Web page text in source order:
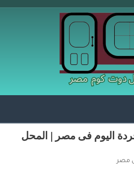
اليوم فى مصر | المحل
مصر